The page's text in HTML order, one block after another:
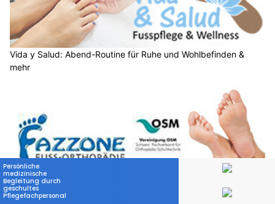
Vida y Salud: Abend-Routine für Ruhe und Wohlbefinden &
mehr
Fazzone Fuss-Orthopädie – Orthopädische Facharbeit aus der
Region